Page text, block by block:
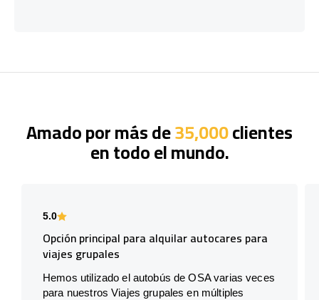
Amado por más de35,000clientes
en todo el mundo.
5.0
Opción principal para alquilar autocares para
viajes grupales
Hemos utilizado el autobús de OSA varias veces
para nuestros Viajes grupales en múltiples